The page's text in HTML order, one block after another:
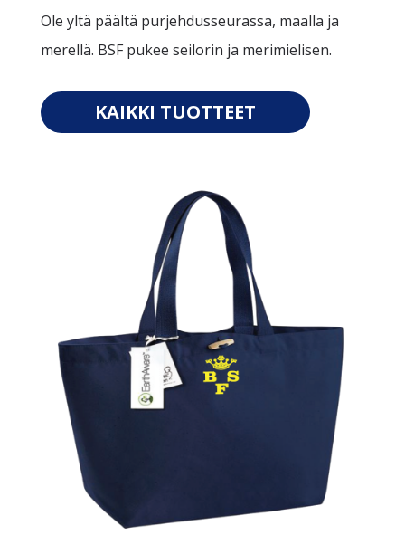
Ole yltä päältä purjehdusseurassa, maalla ja
merellä. BSF pukee seilorin ja merimielisen.
KAIKKI TUOTTEET